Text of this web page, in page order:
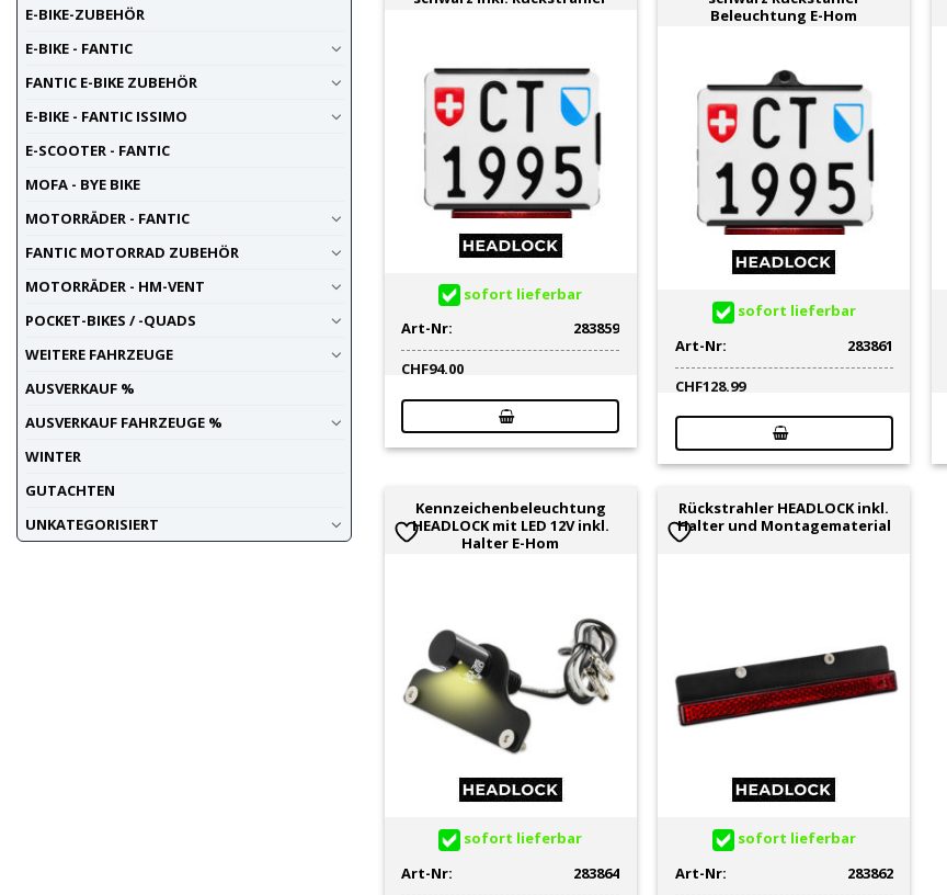
E-BIKE-ZUBEHÖR
E-BIKE - FANTIC
FANTIC E-BIKE ZUBEHÖR
E-BIKE - FANTIC ISSIMO
E-SCOOTER - FANTIC
MOFA - BYE BIKE
MOTORRÄDER - FANTIC
FANTIC MOTORRAD ZUBEHÖR
MOTORRÄDER - HM-VENT
POCKET-BIKES / -QUADS
WEITERE FAHRZEUGE
AUSVERKAUF %
AUSVERKAUF FAHRZEUGE %
WINTER
GUTACHTEN
UNKATEGORISIERT
Federblech für zusätzlichen Vibrationsschutz
Lochbild – diverse Langlöcher hoch und quer
Montage links- oder rechtsseitig möglich (Links- oder Rechtseinschub)
sofort lieferbar
Art-Nr:
283859
CHF94.00
Beleuchtung E-Hom
sofort lieferbar
Art-Nr:
283861
CHF128.99
Kennzeichenbeleuchtung
HEADLOCK mit LED 12V inkl.
Halter E-Hom
sofort lieferbar
Art-Nr:
283864
Rückstrahler HEADLOCK inkl.
Halter und Montagematerial
sofort lieferbar
Art-Nr:
283862